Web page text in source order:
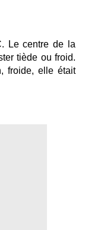
Le centre de la
tiède ou froid.
froide, elle était